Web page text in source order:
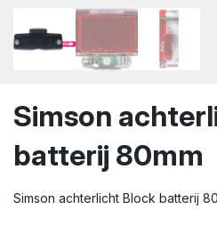
Simson
batterij 80mm
Simson achterlicht Block batterij